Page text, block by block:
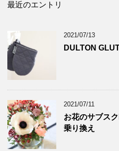
最近のエントリ
2021/07/13
DULTON
2021/07/11
お花のサブス
乗り換え